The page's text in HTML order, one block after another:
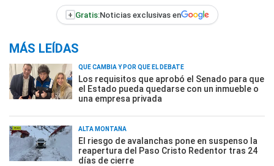
+ Gratis:Noticias exclusivas en
MÁS LEÍDAS
QUÉ CAMBIA Y POR QUÉ EL DEBATE
Los requisitos que aprobó el Senado para que
el Estado pueda quedarse con un inmueble o
una empresa privada
ALTA MONTAÑA
El riesgo de avalanchas pone en suspenso la
reapertura del Paso Cristo Redentor tras 24
días de cierre